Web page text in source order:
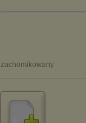
zachomikowany